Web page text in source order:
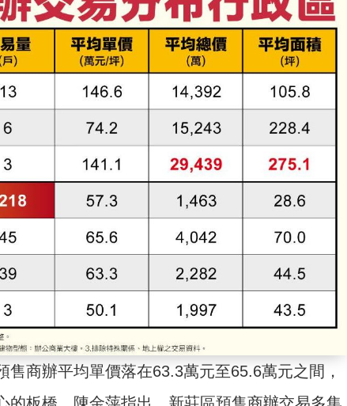
商辦平均單價落在63.3萬元至65.6萬元之間，
的板橋。陳金萍指出，新莊區預售商辦交易多集